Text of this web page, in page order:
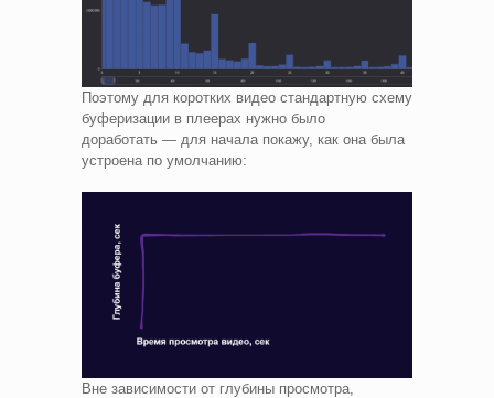
Поэтому для коротких видео стандартную схему
буферизации в плеерах нужно было
доработать — для начала покажу, как она была
устроена по умолчанию:
Вне зависимости от глубины просмотра,